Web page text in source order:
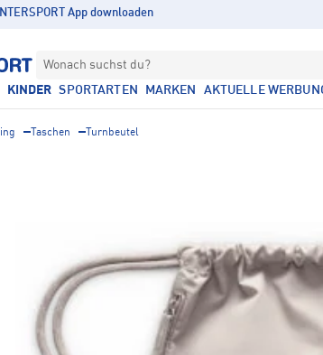
INTERSPORT App downloaden
Wonach suchst du?
KINDER SPORTARTEN MARKEN AKTUELLE
Taschen Turnbeutel